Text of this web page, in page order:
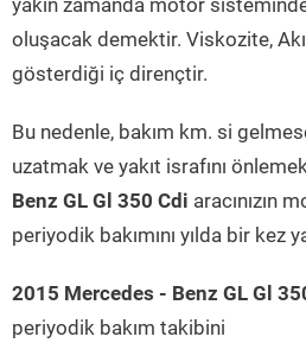
yakın zamanda motor
oluşacak demektir. Viskozite,
gösterdiği iç dirençtir.
Bu nedenle, bakım km. si
uzatmak ve yakıt israfını
Benz GL Gl 350 Cdi aracınızın
periyodik bakımını yılda bir kez
2015 Mercedes - Benz GL Gl
periyodik bakım takibini